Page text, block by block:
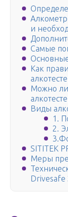
Алкометр
и
Самые
Как
Можно ли
Виды
1.
2.
SITITEK
Меры
Drivesafe